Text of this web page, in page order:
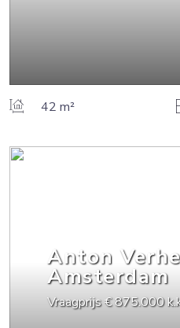
42 m²
Anton
Amsterdam
Vraagprijs€ 875.000